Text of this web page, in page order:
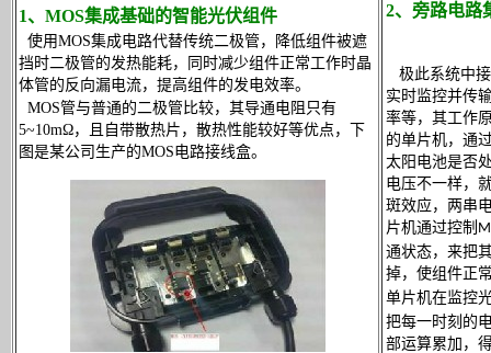
1、MOS集成基础的智能光伏组件
使用MOS集成电路代替传统二极管，降低组件被遮
挡时二极管的发热能耗，同时减少组件正常工作时晶
体管的反向漏电流，提高组件的发电效率。
MOS管与普通的二极管比较，其导通电阻只有
5~10mΩ，且自带散热片，散热性能较好等优点，下
图是某公司生产的MOS电路接线盒。
2、旁路电路
极此系统中
实时监控并传
率等，其工作
的单片机，通
太阳电池是否
电压不一样，
斑效应，两串
片机通过控制
通状态，来把
掉，使组件正
单片机在监控
把每一时刻的
部运算累加，